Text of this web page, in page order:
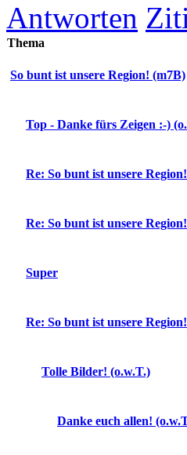
Antworten
Thema
So bunt ist unsere Region! (m7B)
Top - Danke fürs Zeigen :-)
Re: So bunt ist unsere
Re: So bunt ist unsere
Super
Re: So bunt ist unsere
Tolle Bilder! (o.w.T.)
Danke euch allen!